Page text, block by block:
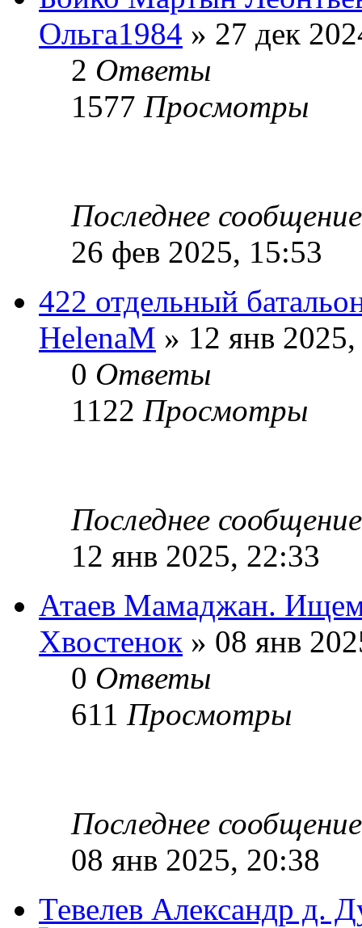
Ольга1984 » 27 дек
2 Ответы
1577 Просмотры
Последнее
26 фев 2025, 15:53
422 отдельный
HelenaM » 12 янв
0 Ответы
1122 Просмотры
Последнее
12 янв 2025, 22:33
Атаев Мамаджан. Ищем
Хвостенок » 08 янв
0 Ответы
611 Просмотры
Последнее
08 янв 2025, 20:38
Тевелев Александр д.